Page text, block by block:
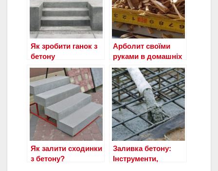
Як зробити ганок з
бетону
Арболит своїми
руками в домашніх
умовах-пропорції
Як залити сходинки
з бетону?
Заливка бетону:
Інструменти,